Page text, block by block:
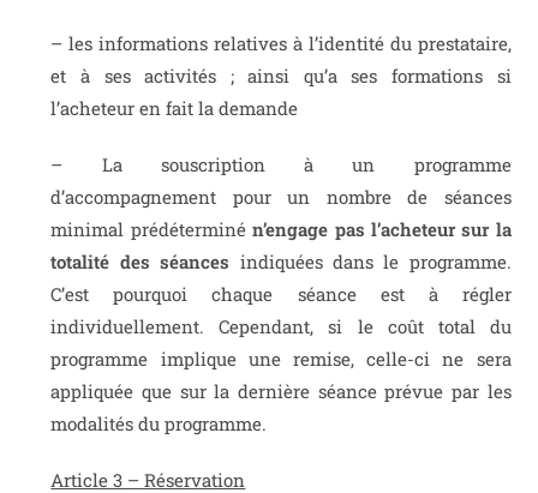
– les informations relatives à l’identité du prestataire,
et à ses activités ; ainsi qu’a ses formations si
l’acheteur en fait la demande
– La souscription à un programme
d’accompagnement pour un nombre de séances
minimal prédéterminén’engage pas l’acheteur sur la
totalité des séances indiquées dans le programme.
C’est pourquoi chaque séance est à régler
individuellement. Cependant, si le coût total du
programme implique une remise, celle-ci ne sera
appliquée que sur la dernière séance prévue par les
modalités du programme.
Article 3 – Réservation